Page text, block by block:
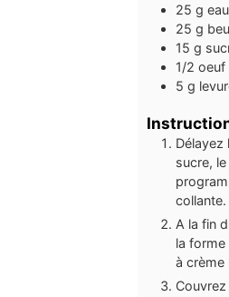
25 g eau
25 g
15 g
1/2 oeuf
5 g
Délayez
sucre,
collante.
A la fin
la forme
à crème